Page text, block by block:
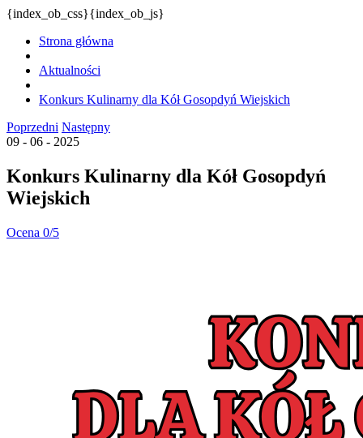
{index_ob_css}{index_ob_js}
Strona główna
Aktualności
Konkurs Kulinarny dla Kół Gosopdyń Wiejskich
Poprzedni Następny
09 - 06 - 2025
Konkurs Kulinarny dla Kół Gosopdyń
Wiejskich
Ocena 0/5